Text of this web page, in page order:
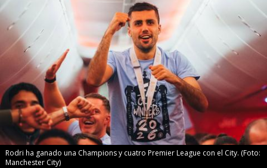
Rodri ha ganado una Champions y cuatro Premier League con el City. (Foto:
Manchester City)